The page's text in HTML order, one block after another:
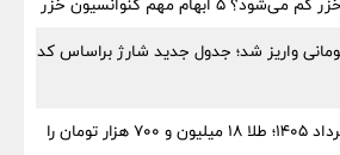
واریز شد؛ جدول جدید شارژ براساس کد
قیمت طلا امروز ۱۵ مرداد ۱۴۰۵؛ طلا ۱۸ میلیون و ۷۰۰ هزار تومان را